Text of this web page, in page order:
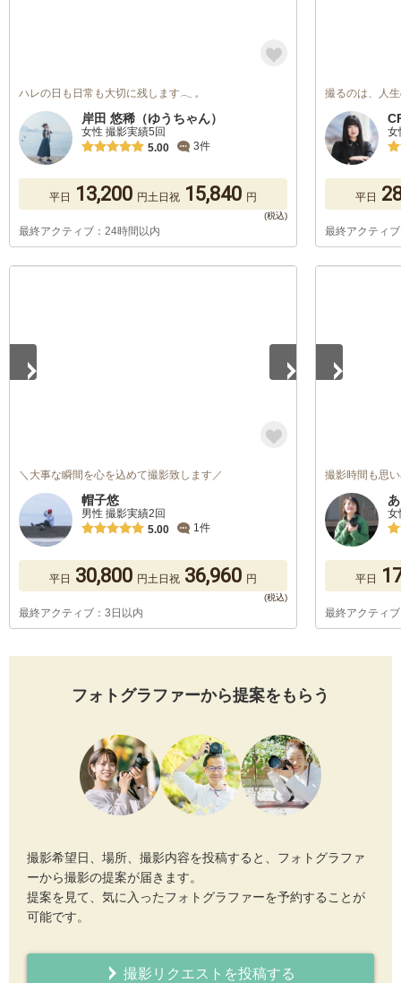
ハレの日も日常も大切に残します‪𓂃 𓈒
岸田 悠稀（ゆうちゃん）
女性 撮影実績5回
5.00
3件
平日 13,200 円土日祝 15,840 円
最終アクティブ：24時間以内
撮るのは、人
女
平日
最終アクティ
＼大事な瞬間を心を込めて撮影致します／
帽子悠
男性 撮影実績2回
5.00
1件
平日 30,800 円土日祝 36,960 円
最終アクティブ：3日以内
撮影時間も思
女
平日
最終アクティ
フォトグラファーから提案をもらう
撮影希望日、場所、撮影内容を投稿すると、フォトグラファ
ーから撮影の提案が届きます。
提案を見て、気に入ったフォトグラファーを予約することが
可能です。
撮影リクエストを投稿する